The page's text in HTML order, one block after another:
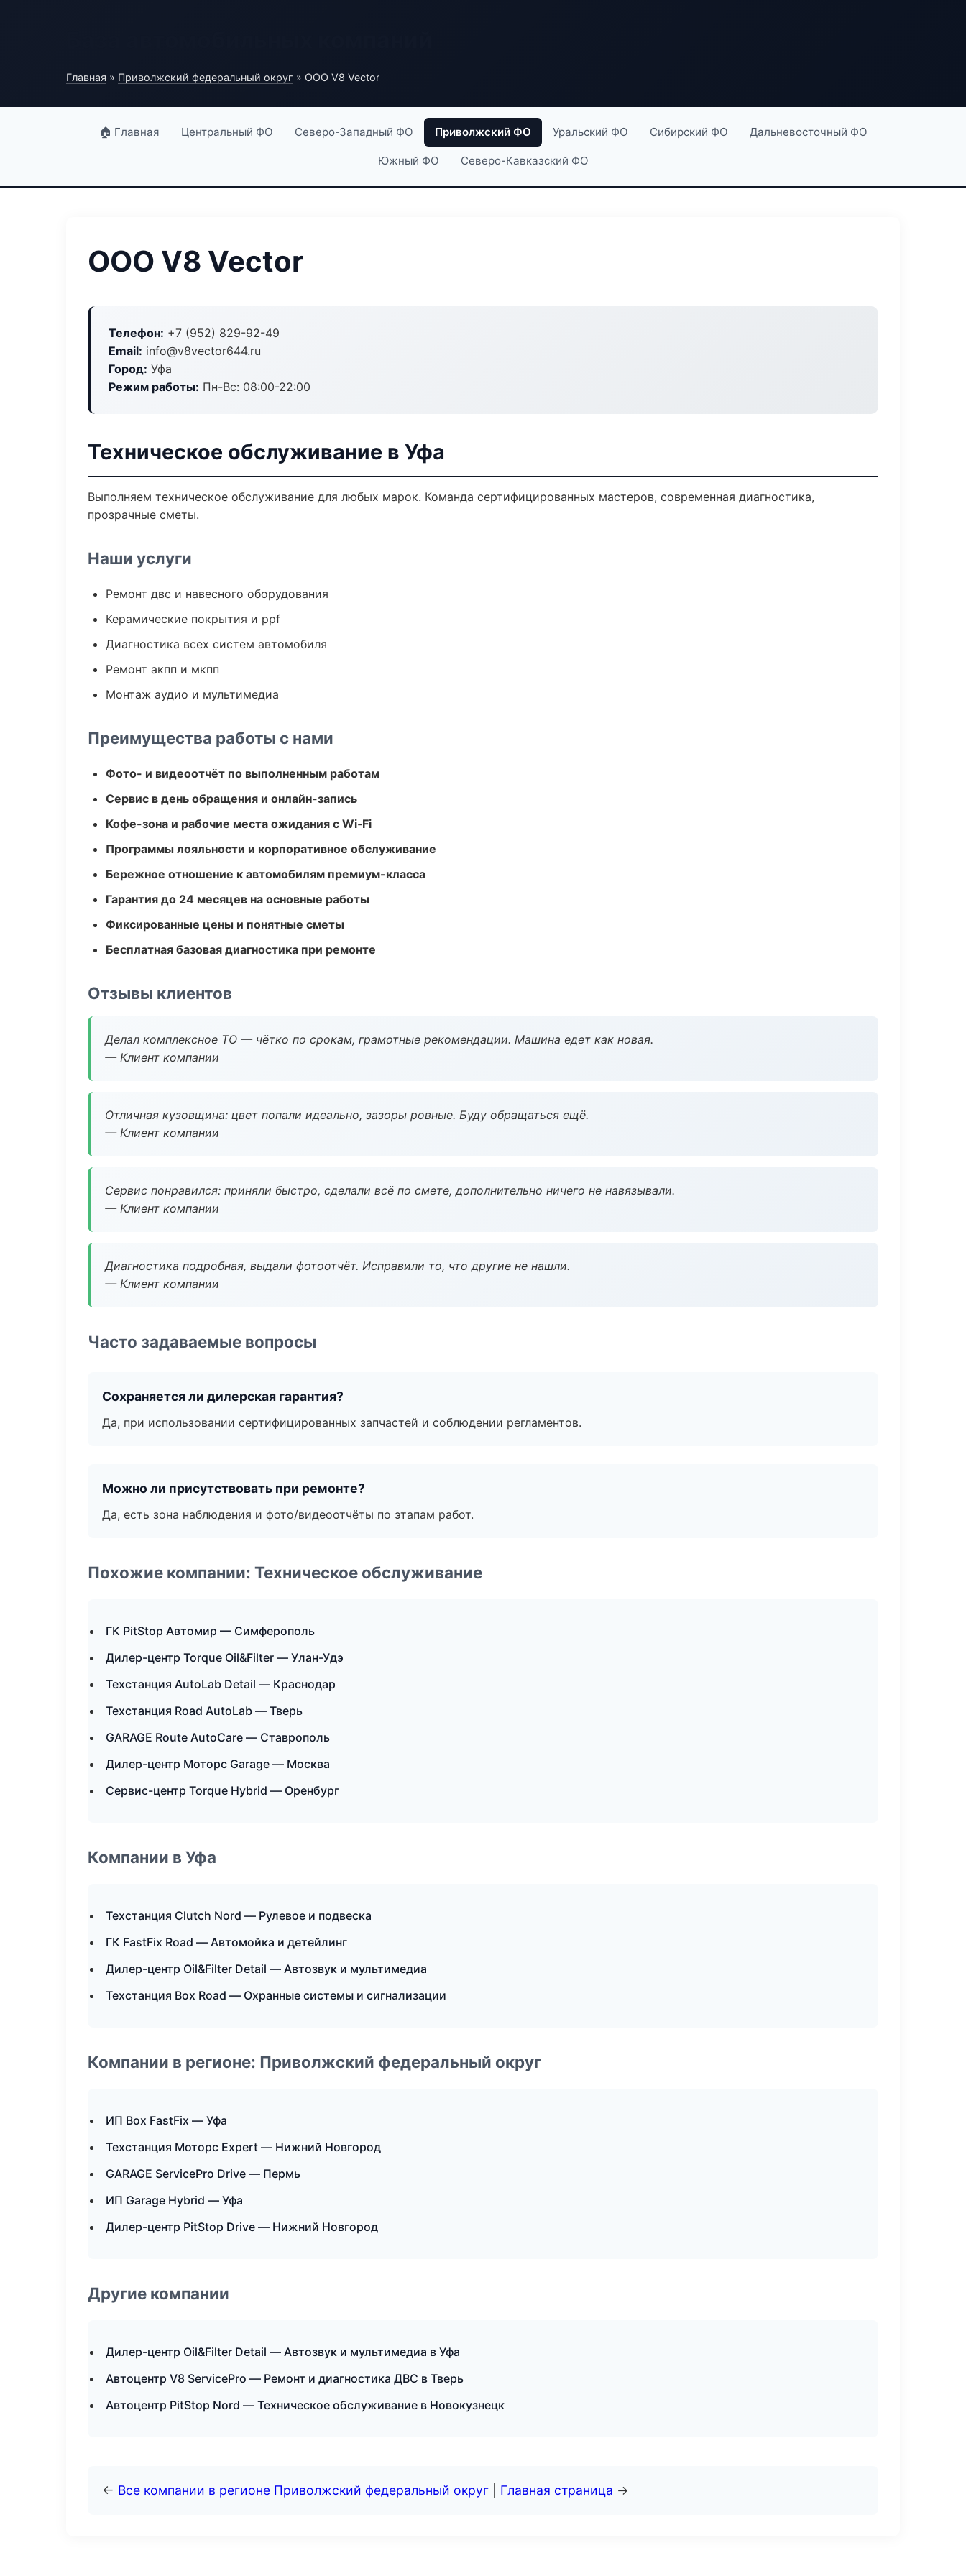
Главная » Приволжский федеральный округ » ООО V8 Vector
🏠 Главная Центральный ФО Северо-Западный ФО Приволжский ФО Уральский ФО Сибирский ФО Дальневосточный ФО
Южный ФО Северо-Кавказский ФО
ООО V8 Vector
Телефон: +7 (952) 829-92-49
Email: info@v8vector644.ru
Город: Уфа
Режим работы: Пн-Вс: 08:00-22:00
Техническое обслуживание в Уфа
Выполняем техническое обслуживание для любых марок. Команда сертифицированных мастеров, современная диагностика,
прозрачные сметы.
Наши услуги
Ремонт двс и навесного оборудования
Керамические покрытия и ppf
Диагностика всех систем автомобиля
Ремонт акпп и мкпп
Монтаж аудио и мультимедиа
Преимущества работы с нами
Фото- и видеоотчёт по выполненным работам
Сервис в день обращения и онлайн-запись
Кофе-зона и рабочие места ожидания с Wi‑Fi
Программы лояльности и корпоративное обслуживание
Бережное отношение к автомобилям премиум-класса
Гарантия до 24 месяцев на основные работы
Фиксированные цены и понятные сметы
Бесплатная базовая диагностика при ремонте
Отзывы клиентов
Делал комплексное ТО — чётко по срокам, грамотные рекомендации. Машина едет как новая.
— Клиент компании
Отличная кузовщина: цвет попали идеально, зазоры ровные. Буду обращаться ещё.
— Клиент компании
Сервис понравился: приняли быстро, сделали всё по смете, дополнительно ничего не навязывали.
— Клиент компании
Диагностика подробная, выдали фотоотчёт. Исправили то, что другие не нашли.
— Клиент компании
Часто задаваемые вопросы
Сохраняется ли дилерская гарантия?
Да, при использовании сертифицированных запчастей и соблюдении регламентов.
Можно ли присутствовать при ремонте?
Да, есть зона наблюдения и фото/видеоотчёты по этапам работ.
Похожие компании: Техническое обслуживание
ГК PitStop Автомир — Симферополь
Дилер-центр Torque Oil&Filter — Улан-Удэ
Техстанция AutoLab Detail — Краснодар
Техстанция Road AutoLab — Тверь
GARAGE Route AutoCare — Ставрополь
Дилер-центр Моторс Garage — Москва
Сервис-центр Torque Hybrid — Оренбург
Компании в Уфа
Техстанция Clutch Nord — Рулевое и подвеска
ГК FastFix Road — Автомойка и детейлинг
Дилер-центр Oil&Filter Detail — Автозвук и мультимедиа
Техстанция Box Road — Охранные системы и сигнализации
Компании в регионе: Приволжский федеральный округ
ИП Box FastFix — Уфа
Техстанция Моторс Expert — Нижний Новгород
GARAGE ServicePro Drive — Пермь
ИП Garage Hybrid — Уфа
Дилер-центр PitStop Drive — Нижний Новгород
Другие компании
Дилер-центр Oil&Filter Detail — Автозвук и мультимедиа в Уфа
Автоцентр V8 ServicePro — Ремонт и диагностика ДВС в Тверь
Автоцентр PitStop Nord — Техническое обслуживание в Новокузнецк
← Все компании в регионе Приволжский федеральный округ Главная страница →